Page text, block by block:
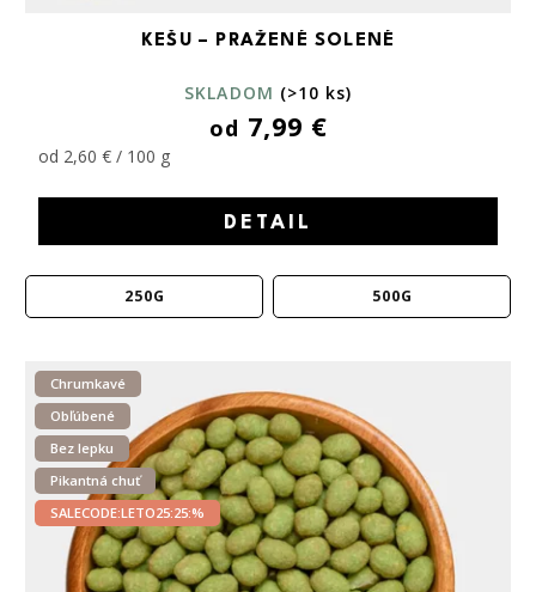
KEŠU – PRAŽENÉ SOLENÉ
SKLADOM (>10 ks)
od 7,99 €
od 2,60 € / 100 g
DETAIL
250G 500G
Chrumkavé
Obľúbené
Bez lepku
Pikantná chuť
SALECODE:LETO25:25:%